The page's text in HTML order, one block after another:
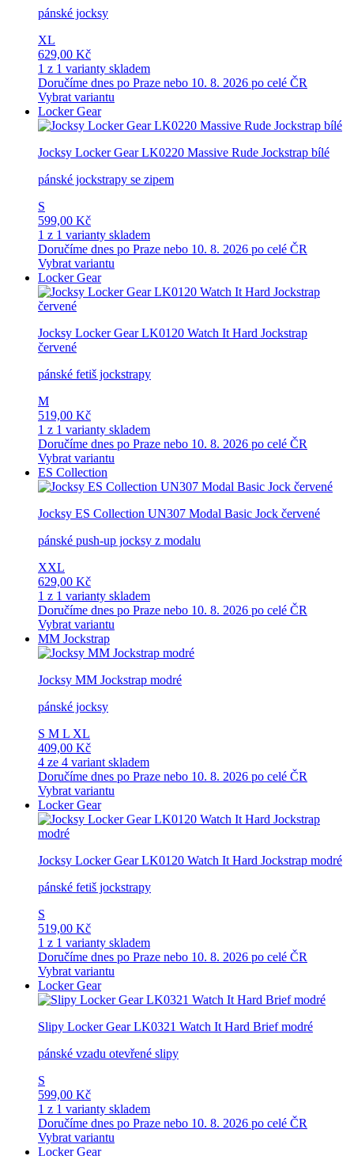
pánské jocksy
XL
629,00 Kč
1 z 1 varianty skladem
Doručíme dnes po Praze nebo 10. 8. 2026 po celé ČR
Vybrat variantu
Locker Gear
Jocksy Locker Gear LK0220 Massive Rude Jockstrap bílé
pánské jockstrapy se zipem
S
599,00 Kč
1 z 1 varianty skladem
Doručíme dnes po Praze nebo 10. 8. 2026 po celé ČR
Vybrat variantu
Locker Gear
Jocksy Locker Gear LK0120 Watch It Hard Jockstrap
červené
pánské fetiš jockstrapy
M
519,00 Kč
1 z 1 varianty skladem
Doručíme dnes po Praze nebo 10. 8. 2026 po celé ČR
Vybrat variantu
ES Collection
Jocksy ES Collection UN307 Modal Basic Jock červené
pánské push-up jocksy z modalu
XXL
629,00 Kč
1 z 1 varianty skladem
Doručíme dnes po Praze nebo 10. 8. 2026 po celé ČR
Vybrat variantu
MM Jockstrap
Jocksy MM Jockstrap modré
pánské jocksy
S M L XL
409,00 Kč
4 ze 4 variant skladem
Doručíme dnes po Praze nebo 10. 8. 2026 po celé ČR
Vybrat variantu
Locker Gear
Jocksy Locker Gear LK0120 Watch It Hard Jockstrap modré
pánské fetiš jockstrapy
S
519,00 Kč
1 z 1 varianty skladem
Doručíme dnes po Praze nebo 10. 8. 2026 po celé ČR
Vybrat variantu
Locker Gear
Slipy Locker Gear LK0321 Watch It Hard Brief modré
pánské vzadu otevřené slipy
S
599,00 Kč
1 z 1 varianty skladem
Doručíme dnes po Praze nebo 10. 8. 2026 po celé ČR
Vybrat variantu
Locker Gear